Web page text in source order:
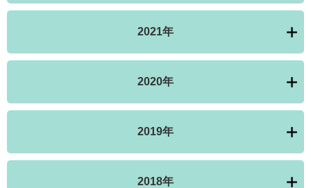
2021年
2020年
2019年
2018年